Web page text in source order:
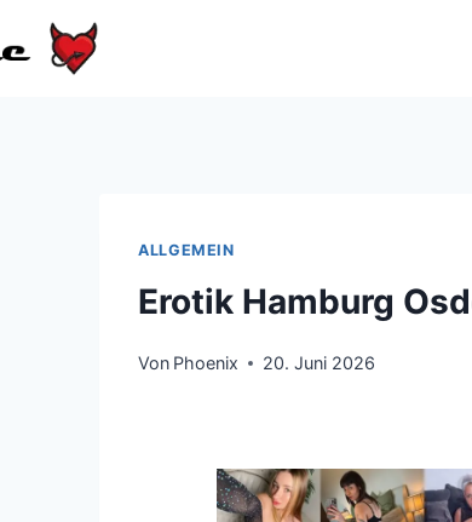
ALLGEMEIN
Erotik Hamburg
Von Phoenix 20. Juni 2026